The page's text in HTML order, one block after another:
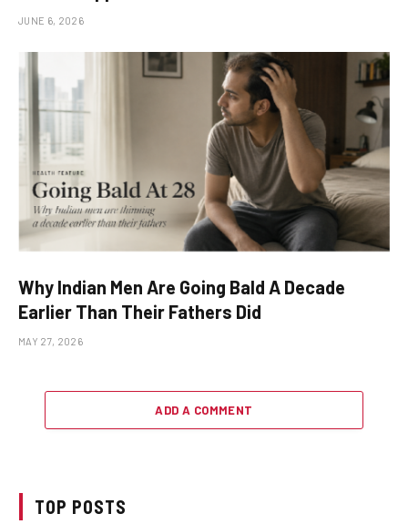
JUNE 6, 2026
Why Indian Men Are Going Bald A Decade
Earlier Than Their Fathers Did
MAY 27, 2026
ADD A COMMENT
TOP POSTS